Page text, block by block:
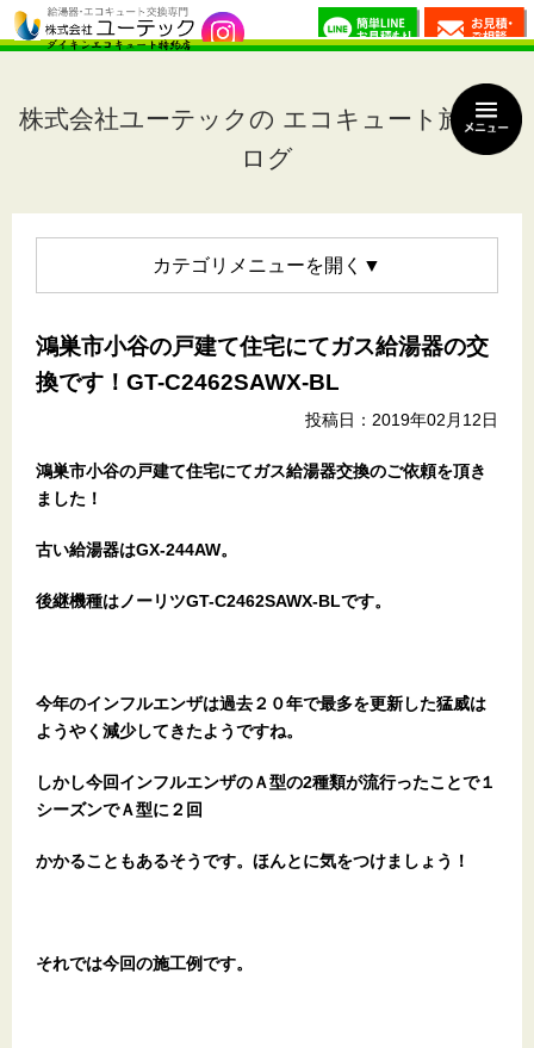
株式会社ユーテックの エコキュート施工ブ
ログ
カテゴリメニュー
鴻巣市小谷の戸建て住宅にてガス給湯器の交
換です！GT-C2462SAWX-BL
投稿日：2019年02月12日
鴻巣市小谷の戸建て住宅にてガス給湯器交換のご依頼を頂き
ました！
古い給湯器はGX-244AW。
後継機種はノーリツGT-C2462SAWX-BLです。
今年のインフルエンザは過去２０年で最多を更新した猛威は
ようやく減少してきたようですね。
しかし今回インフルエンザのＡ型の2種類が流行ったことで１
シーズンでＡ型に２回
かかることもあるそうです。ほんとに気をつけましょう！
それでは今回の施工例です。